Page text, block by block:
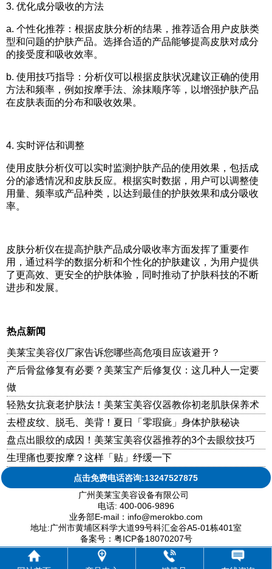
3. 优化成分吸收的方法
a. 个性化推荐：根据皮肤分析的结果，推荐适合用户皮肤类
型和问题的护肤产品。选择合适的产品能够提高皮肤对成分
的接受度和吸收效率。
b. 使用技巧指导：分析仪可以根据皮肤状况建议正确的使用
方法和频率，例如按摩手法、涂抹顺序等，以增强护肤产品
在皮肤表面的分布和吸收效果。
4. 实时评估和调整
使用皮肤分析仪可以实时监测护肤产品的使用效果，包括成
分的渗透情况和皮肤反应。根据实时数据，用户可以调整使
用量、频率或产品种类，以达到最佳的护肤效果和成分吸收
率。
皮肤分析仪在提高护肤产品成分吸收率方面发挥了重要作
用，通过科学的数据分析和个性化的护肤建议，为用户提供
了更高效、更安全的护肤体验，同时推动了护肤科技的不断
进步和发展。
热点新闻
美莱宝美容仪厂家告诉您哪些高危项目应该避开？
产后骨盆修复有必要？美莱宝产后修复仪：这几种人一定要
做
轻熟女抗衰老护肤法！美莱宝美容仪器教你初老肌肤保养术
去橙皮纹、脱毛、美背！夏日「零瑕疵」身体护肤秘诀
盘点出眼纹的成因！美莱宝美容仪器推荐的3个去眼纹技巧
生理痛也要按摩？这样「贴」纾缓一下
点击免费电话咨询:13247527875
广州美莱宝美容设备有限公司
电话: 400-006-9896
业务部E-mail：info@merokbo.com
地址:广州市黄埔区科学大道99号科汇金谷A5-01栋401室
备案号：粤ICP备18070207号